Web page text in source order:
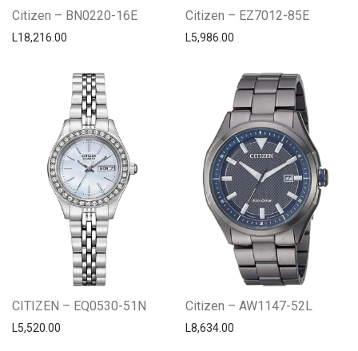
Citizen – BN0220-16E
L18,216.00
Citizen – EZ7012-85E
L5,986.00
CITIZEN – EQ0530-51N
L5,520.00
Citizen – AW1147-52L
L8,634.00